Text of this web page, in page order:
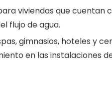
viviendas que cuentan
flujo de agua.
gimnasios, hoteles y
en las instalaciones